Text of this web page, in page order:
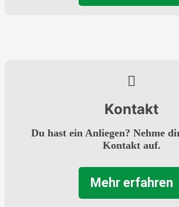
Kontakt
Du hast ein Anliegen? Nehme
Kontakt auf.
Mehr erfahren